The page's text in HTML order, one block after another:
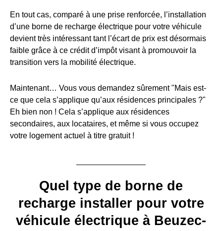
En tout cas, comparé à une prise renforcée, l’installation
d’une borne de recharge électrique pour votre véhicule
devient très intéressant tant l’écart de prix est désormais
faible grâce à ce crédit d’impôt visant à promouvoir la
transition vers la mobilité électrique.
Maintenant… Vous vous demandez sûrement "Mais est-
ce que cela s’applique qu’aux résidences principales ?"
Eh bien non ! Cela s’applique aux résidences
secondaires, aux locataires, et même si vous occupez
votre logement actuel à titre gratuit !
Quel type de borne de
recharge installer pour votre
véhicule électrique à Beuzec-